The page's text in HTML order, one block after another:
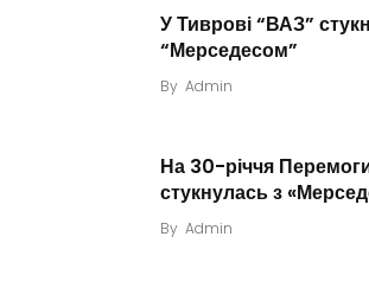
У Тиврові “ВАЗ”
“Мерседесом”
By Admin
На 30-річчя
стукнулась з
By Admin